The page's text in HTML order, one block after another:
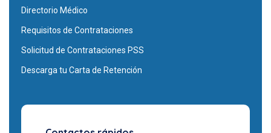
Directorio Médico
Requisitos de Contrataciones
Solicitud de Contrataciones PSS
Descarga tu Carta de Retención